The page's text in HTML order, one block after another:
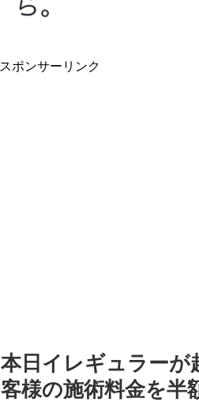
スポンサーリンク
本日イレギュラー
客様の施術料金を半